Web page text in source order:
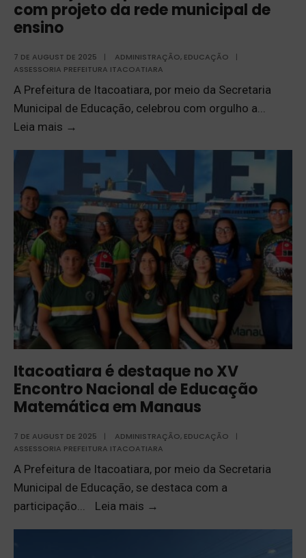
com projeto da rede municipal de
ensino
7 DE AUGUST DE 2025 | ADMINISTRAÇÃO, EDUCAÇÃO
|
ASSESSORIA PREFEITURA ITACOATIARA
A Prefeitura de Itacoatiara, por meio da Secretaria
Municipal de Educação, celebrou com orgulho a...
Leia mais →
Itacoatiara é destaque no XV
Encontro Nacional de Educação
Matemática em Manaus
7 DE AUGUST DE 2025 | ADMINISTRAÇÃO, EDUCAÇÃO
|
ASSESSORIA PREFEITURA ITACOATIARA
A Prefeitura de Itacoatiara, por meio da Secretaria
Municipal de Educação, se destaca com a
participação... Leia mais →